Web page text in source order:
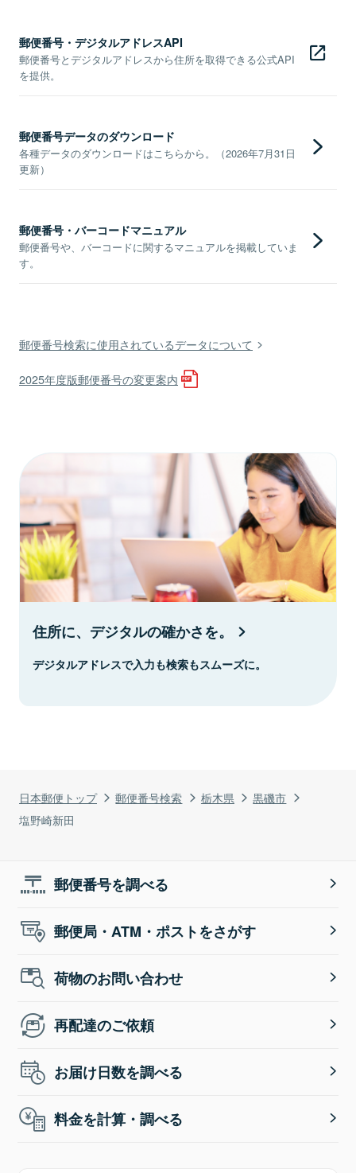
日本郵便トップ 郵便番号検索 栃木県
黒磯市
塩野崎新田
郵便番号・デジタルアドレスAPI
郵便番号とデジタルアドレスから住所を取得できる公式API
を提供。
郵便番号データのダウンロード
各種データのダウンロードはこちらから。（2026年7月31日
更新）
郵便番号・バーコードマニュアル
郵便番号や、バーコードに関するマニュアルを掲載していま
す。
郵便番号検索に使用されているデータについて
2025年度版郵便番号の変更案内
住所に、デジタルの確かさを。
デジタルアドレスで入力も検索もスムーズに。
郵便番号を調べる
郵便局・ATM・ポストをさがす
荷物のお問い合わせ
再配達のご依頼
お届け日数を調べる
料金を計算・調べる